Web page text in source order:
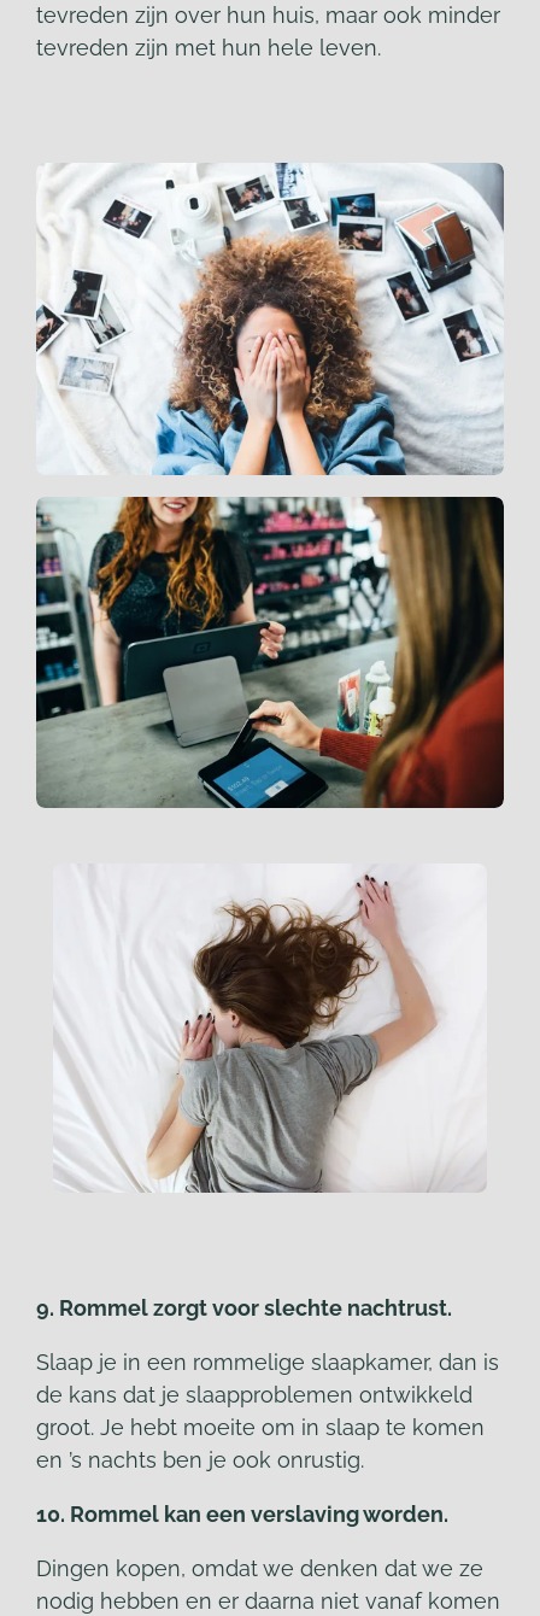
tevreden zijn over hun huis, maar ook minder
tevreden zijn met hun hele leven.
9. Rommel zorgt voor slechte nachtrust.
Slaap je in een rommelige slaapkamer, dan is
de kans dat je slaapproblemen ontwikkeld
groot. Je hebt moeite om in slaap te komen
en ’s nachts ben je ook onrustig.
10. Rommel kan een verslaving worden.
Dingen kopen, omdat we denken dat we ze
nodig hebben en er daarna niet vanaf komen